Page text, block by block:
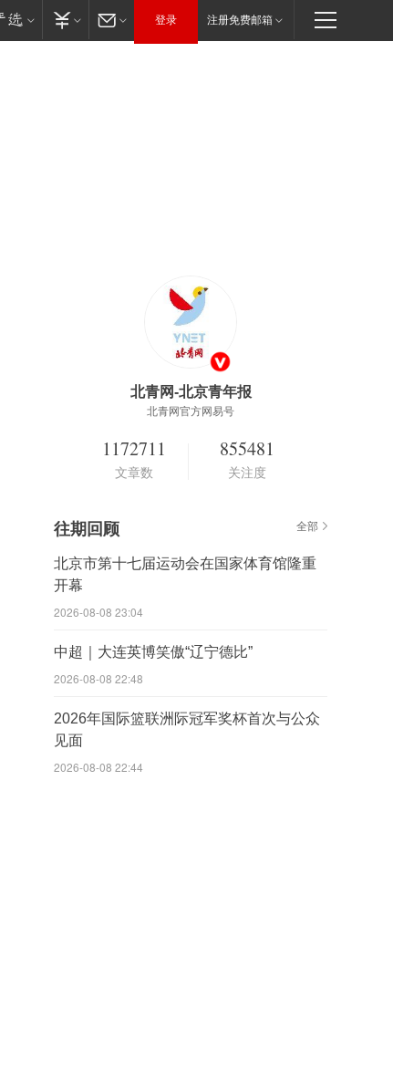
登录 注册免费邮箱
北青网-北京青年报
北青网官方网易号
1172711
文章数
855481
关注度
往期回顾 全部
北京市第十七届运动会在国家体育馆隆重
开幕
2026-08-08 23:04
中超｜大连英博笑傲“辽宁德比”
2026-08-08 22:48
2026年国际篮联洲际冠军奖杯首次与公众
见面
2026-08-08 22:44